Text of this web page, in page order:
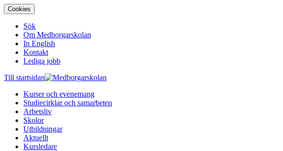
Cookies
Sök
Om Medborgarskolan
In English
Kontakt
Lediga jobb
Till startsidan
Kurser och evenemang
Studiecirklar och samarbeten
Arbetsliv
Skolor
Utbildningar
Aktuellt
Kursledare